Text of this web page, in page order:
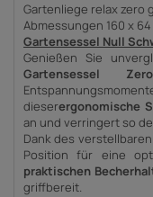
Gartenliege relax zero
Abmessungen 160 x
Gartensessel Null
Genießen Sie
Gartensessel
dieserergonomische
an und verringert so
Dank des
Position für eine
praktischen
griffbereit.